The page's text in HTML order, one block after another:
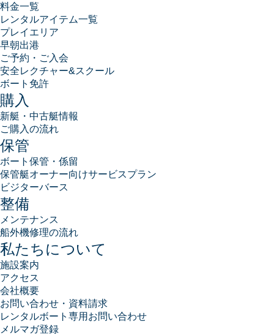
料金一覧
レンタルアイテム一覧
プレイエリア
早朝出港
ご予約・ご入会
安全レクチャー&スクール
ボート免許
購入
新艇・中古艇情報
ご購入の流れ
保管
ボート保管・係留
保管艇オーナー向けサービスプラン
ビジターバース
整備
メンテナンス
船外機修理の流れ
私たちについて
施設案内
アクセス
会社概要
お問い合わせ・資料請求
レンタルボート専用お問い合わせ
メルマガ登録